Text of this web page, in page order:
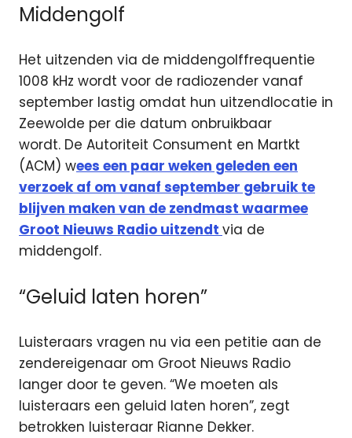
Middengolf
Het uitzenden via de middengolffrequentie
1008 kHz wordt voor de radiozender vanaf
september lastig omdat hun uitzendlocatie in
Zeewolde per die datum onbruikbaar
wordt. De Autoriteit Consument en Martkt
(ACM) wees een paar weken geleden een
verzoek af om vanaf september gebruik te
blijven maken van de zendmast waarmee
Groot Nieuws Radio uitzendt via de
middengolf.
“Geluid laten horen”
Luisteraars vragen nu via een petitie aan de
zendereigenaar om Groot Nieuws Radio
langer door te geven. “We moeten als
luisteraars een geluid laten horen”, zegt
betrokken luisteraar Rianne Dekker.